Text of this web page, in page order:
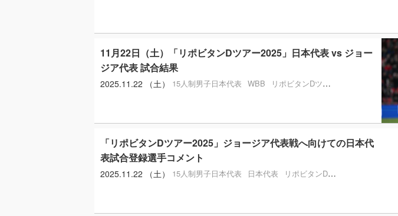
11月22日（土）「リポビタンDツアー2025」日本代表 vs ジョー
ジア代表 試合結果
2025.11.22 （土） 15人制男子日本代表 WBB リポビタンDツアー2025
「リポビタンDツアー2025」ジョージア代表戦へ向けての日本代
表試合登録選手コメント
2025.11.22 （土） 15人制男子日本代表 日本代表 リポビタンDツアー2025